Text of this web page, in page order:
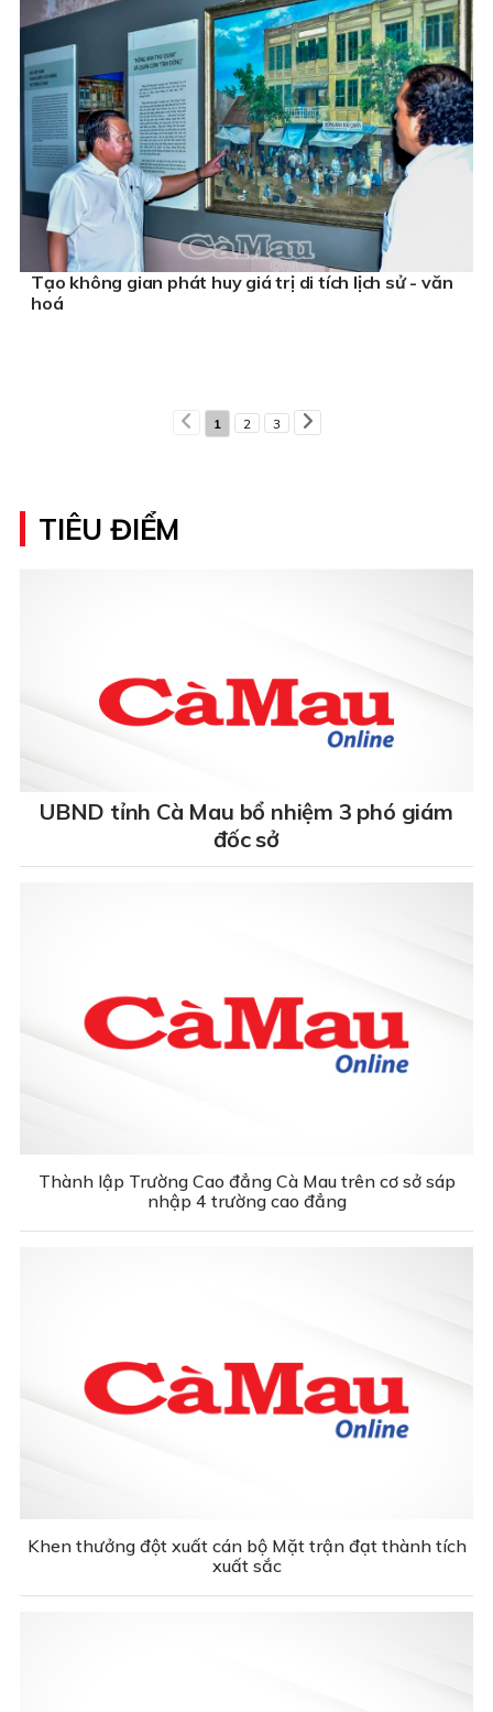
Tạo không gian phát huy giá trị di tích lịch sử - văn
hoá
1 2 3
TIÊU ĐIỂM
UBND tỉnh Cà Mau bổ nhiệm 3 phó giám
đốc sở
Thành lập Trường Cao đẳng Cà Mau trên cơ sở sáp
nhập 4 trường cao đẳng
Khen thưởng đột xuất cán bộ Mặt trận đạt thành tích
xuất sắc